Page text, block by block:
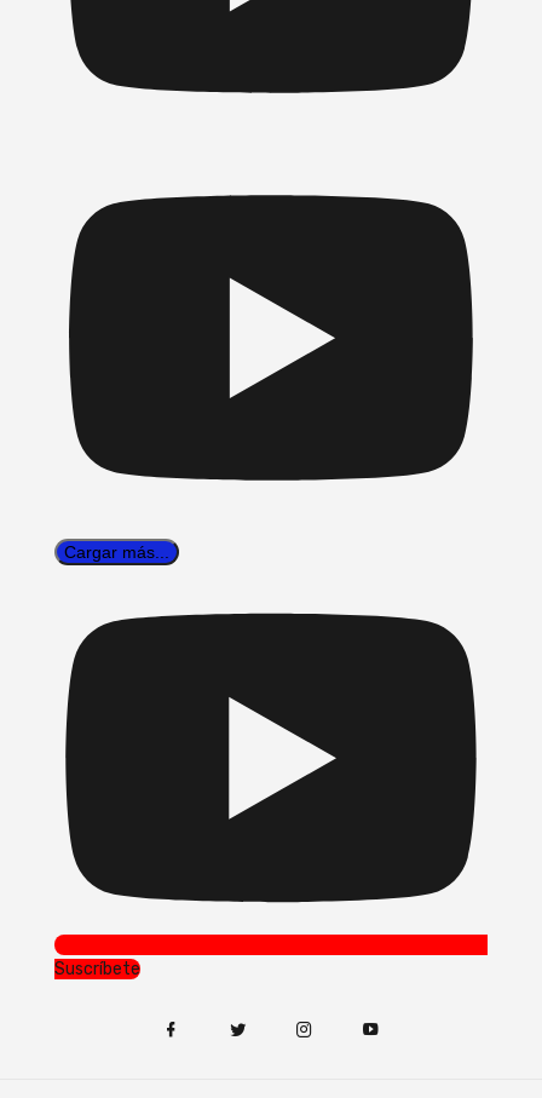
Cargar más...
Suscríbete